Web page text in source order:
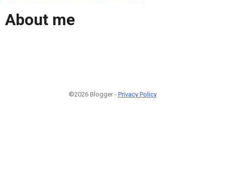
About me
©2026 Blogger - Privacy Policy